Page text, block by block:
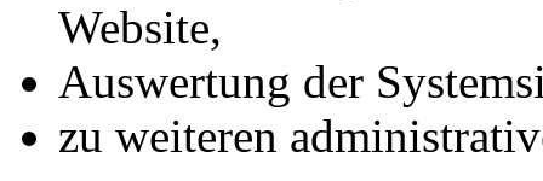
Website,
Auswertung der
zu weiteren